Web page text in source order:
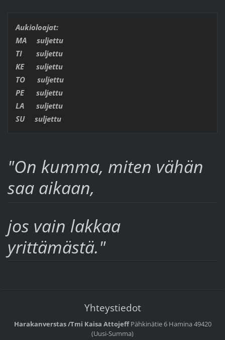
Aukioloajat:
MA suljettu
TI suljettu
KE suljettu
TO suljettu
PE suljettu
LA suljettu
SU suljettu
"On kumma, miten vähän
saa aikaan,
jos vain lakkaa
yrittämästä."
Yhteystiedot
Harakanverstas /Tmi Kaisa Attojeff Pähkinätie 6Hamina 49420
(Uusi-Summa)